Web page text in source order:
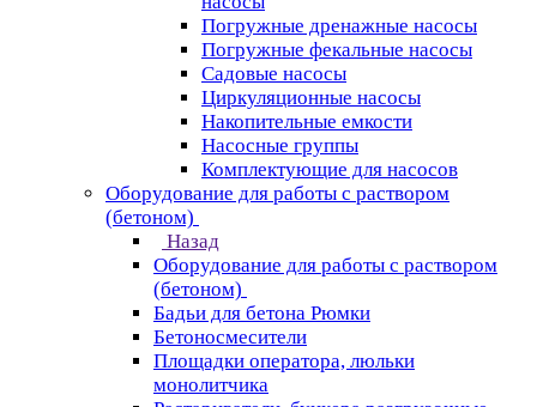
Погружные дренажные насосы
Погружные фекальные насосы
Садовые насосы
Циркуляционные насосы
Накопительные емкости
Насосные группы
Комплектующие для насосов
Оборудование для работы с раствором
(бетоном)
Назад
Оборудование для работы с раствором
(бетоном)
Бадьи для бетона Рюмки
Бетоносмесители
Площадки оператора, люльки
монолитчика